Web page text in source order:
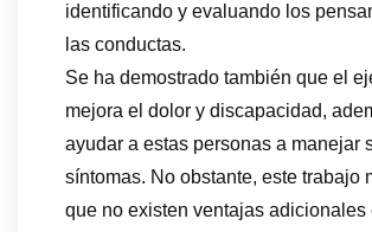
identificando y evaluando los
las conductas.
Se ha demostrado también que el
mejora el dolor y discapacidad,
ayudar a estas personas a manejar
síntomas. No obstante, este trabajo
que no existen ventajas adicionales